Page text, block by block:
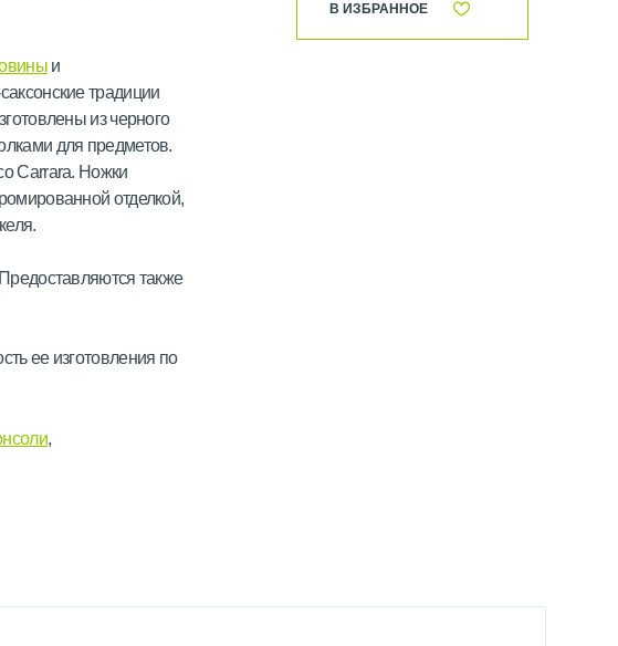
и
традиции
из черного
для предметов.
Carrara. Ножки
отделкой,
также
ее изготовления по
,
В ИЗБРАННОЕ